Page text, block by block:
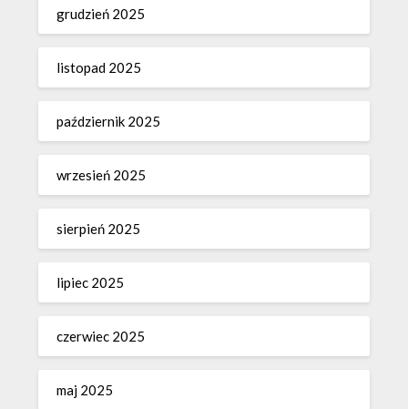
grudzień 2025
listopad 2025
październik 2025
wrzesień 2025
sierpień 2025
lipiec 2025
czerwiec 2025
maj 2025